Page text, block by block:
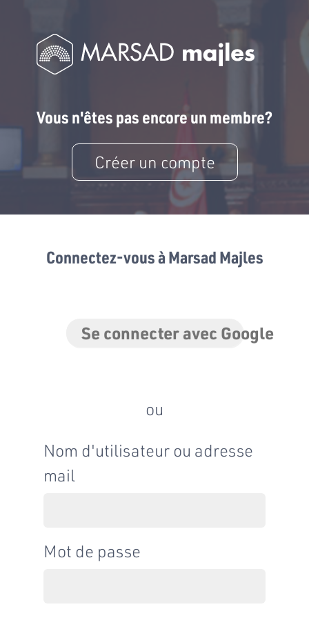
Vous n'êtes pas encore un membre?
Créer un compte
Connectez-vous à Marsad Majles
Se connecter avec Google
ou
Nom d'utilisateur ou adresse
mail
Mot de passe